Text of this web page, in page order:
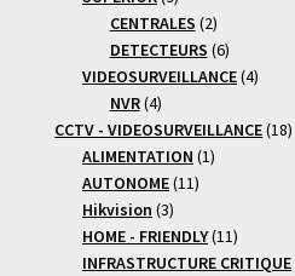
produits
CENTRALES 22
produits
DETECTEURS 66
produits
VIDEOSURVEILLANCE 44
NVR 44
produits
CCTV - VIDEOSURVEILLANCE 1818
ALIMENTATION 11
AUTONOME 1111
Hikvision 33
produits
HOME - FRIENDLY 1111
produits
INFRASTRUCTURE CRITIQUE